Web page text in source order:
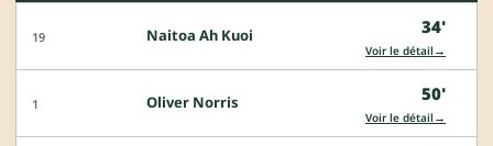
19 Naitoa Ah Kuoi 34'
Voir le détail →
1 Oliver Norris 50'
Voir le détail →